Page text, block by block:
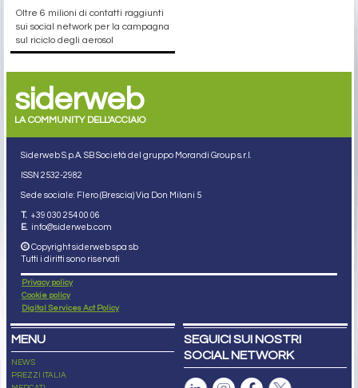
Oltre 6 milioni di contatti raggiunti
sui social network per la campagna
sul riciclo degli aerosol
siderweb
LA COMMUNITY DELL'ACCIAIO
Siderweb S.p.A. SB Società del gruppo Morandi Group s.r.l.
ISSN 2532-2982
Sede sociale: Flero (Brescia) Via Don Milani 5
T. +39 030 254 00 06
E. info@siderweb.com
Copyright siderweb spa sb
Tutti i diritti sono riservati
Privacy policy
Cookie policy
Digital Services Act Policy
MENU
NEWS
PREZZI ITALIA
SEGUICI SUI NOSTRI
SOCIAL NETWORK